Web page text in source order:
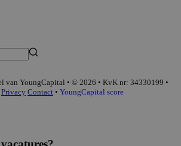
van YoungCapital • © 2026 • KvK nr: 34330199 •
Privacy Contact • YoungCapital score